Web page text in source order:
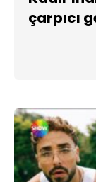
çarpıcı